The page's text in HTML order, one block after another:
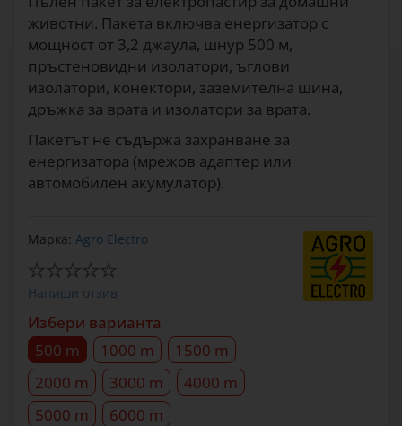
животни. Пакета включва енергизатор с
мощност от 3,2 джаула, шнур 500 м,
пръстеновидни изолатори, ъглови
изолатори, конектори, заземителна шина,
дръжка за врата и изолатори за врата.
Пакетът не съдържа захранване за
енергизатора (мрежов адаптер или
автомобилен акумулатор).
Марка: Agro Electro
Напиши отзив
Избери варианта
500 m
1000 m
1500 m
2000 m
3000 m
4000 m
5000 m
6000 m